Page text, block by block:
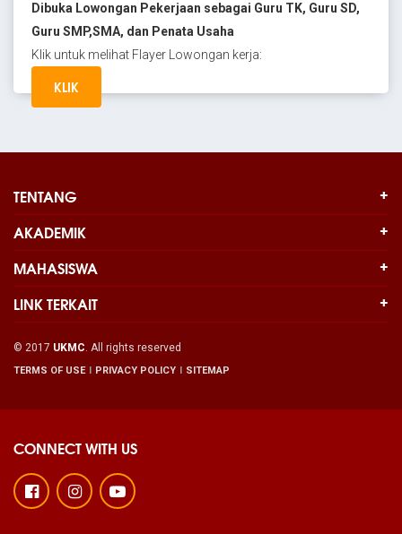
Dibuka Lowongan Pekerjaan sebagai Guru TK, Guru SD,
Guru SMP,SMA, dan Penata Usaha
Klik untuk melihat Flayer Lowongan kerja:
KLIK
TENTANG
AKADEMIK
MAHASISWA
LINK TERKAIT
© 2017 UKMC. All rights reserved
TERMS OF USE PRIVACY POLICY SITEMAP
CONNECT WITH US